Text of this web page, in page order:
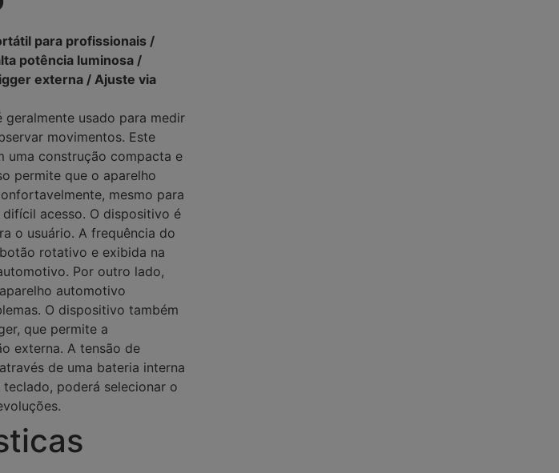
para profissionais /
potência luminosa /
externa / Ajuste via
usado para medir
movimentos. Este
uma construção compacta e
permite que o aparelho
mesmo para
acesso. O dispositivo é
o usuário. A frequência do
rotativo e exibida na
Por outro lado,
automotivo
O dispositivo também
que permite a
externa. A tensão de
de uma bateria interna
poderá selecionar o